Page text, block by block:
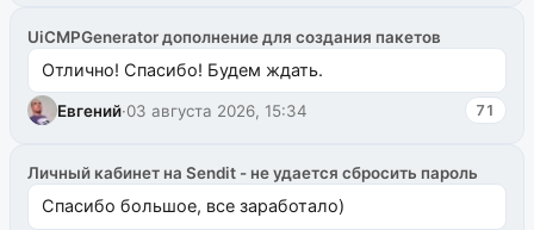
UiCMPGenerator дополнение для создания пакетов
Отлично! Спасибо! Будем ждать.
Евгений·03 августа 2026, 15:34 71
Личный кабинет на Sendit - не удается сбросить пароль
Спасибо большое, все заработало)